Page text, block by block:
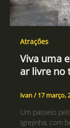
Atrações
Viva uma
ar livre no
ivan/ 17 março,
Um passeio
Igrejinha, com